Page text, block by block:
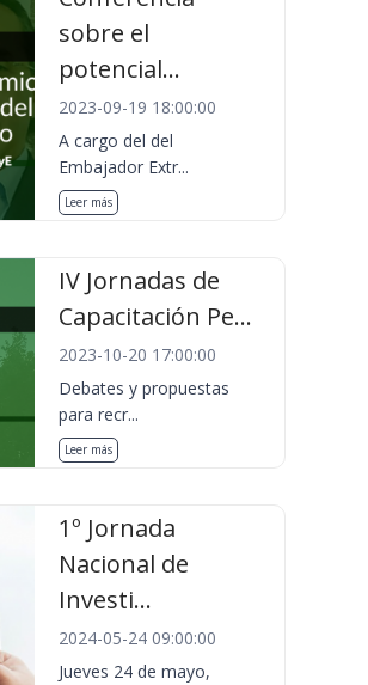
sobre el
potencial...
2023-09-19 18:00:00
A cargo del del
Embajador Extr...
Leer más
IV Jornadas de
Capacitación Pe...
2023-10-20 17:00:00
Debates y propuestas
para recr...
Leer más
1º Jornada
Nacional de
Investi...
2024-05-24 09:00:00
Jueves 24 de mayo,